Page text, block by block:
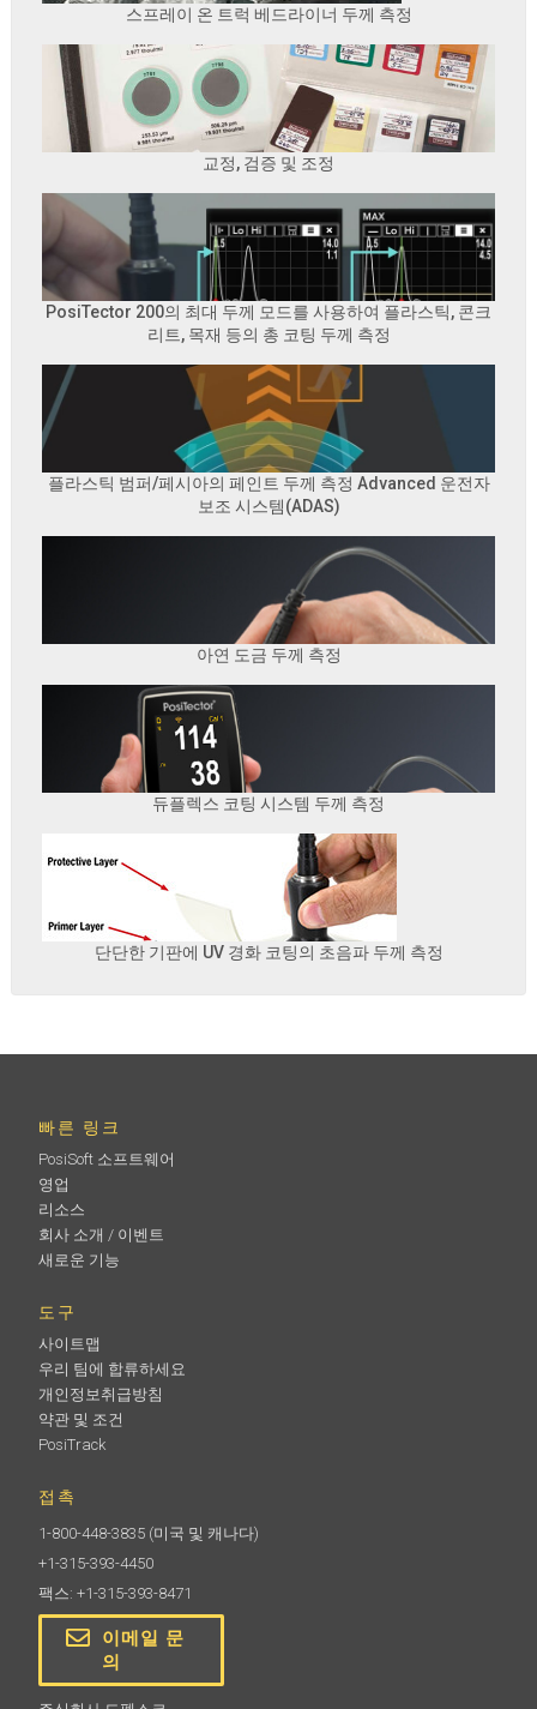
스프레이 온 트럭 베드라이너 두께 측정
교정, 검증 및 조정
PosiTector 200의 최대 두께 모드를 사용하여 플라스틱, 콘크
리트, 목재 등의 총 코팅 두께 측정
플라스틱 범퍼/페시아의 페인트 두께 측정 Advanced 운전자
보조 시스템(ADAS)
아연 도금 두께 측정
듀플렉스 코팅 시스템 두께 측정
단단한 기판에 UV 경화 코팅의 초음파 두께 측정
빠른 링크
PosiSoft 소프트웨어
영업
리소스
회사 소개 / 이벤트
새로운 기능
도구
사이트맵
우리 팀에 합류하세요
개인정보취급방침
약관 및 조건
PosiTrack
접촉
1-800-448-3835 (미국 및 캐나다)
+1-315-393-4450
팩스: +1-315-393-8471
이메일 문
의